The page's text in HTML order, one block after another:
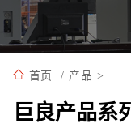
首页 / 产品 >
巨良产品系